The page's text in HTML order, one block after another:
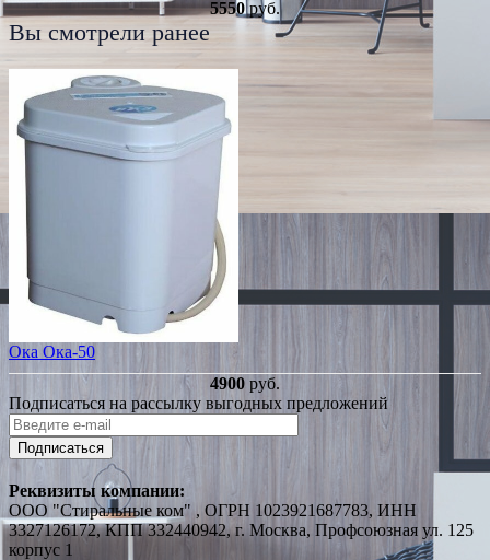
5550руб.
Вы смотрели ранее
Ока Ока-50
4900 руб.
Подписаться на рассылку выгодных предложений
Подписаться
Реквизиты компании:
ООО "Стиральные ком" , ОГРН 1023921687783, ИНН
3327126172, КПП 332440942, г. Москва, Профсоюзная ул. 125
корпус 1